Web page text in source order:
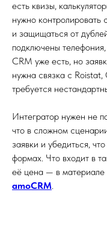
есть квизы,
нужно контролировать
и защищаться от
подключены
CRM уже есть, но
нужна связка с
требуется
Интегратор нужен не
что в сложном
заявки и убедиться,
формах. Что входит в
её цена — в материале
amoCRM.